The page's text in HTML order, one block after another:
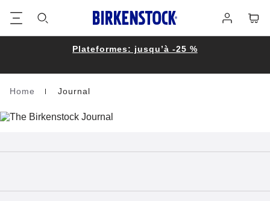
connecter
Plateformes: jusqu’à -25 %
Homepage
Home Journal